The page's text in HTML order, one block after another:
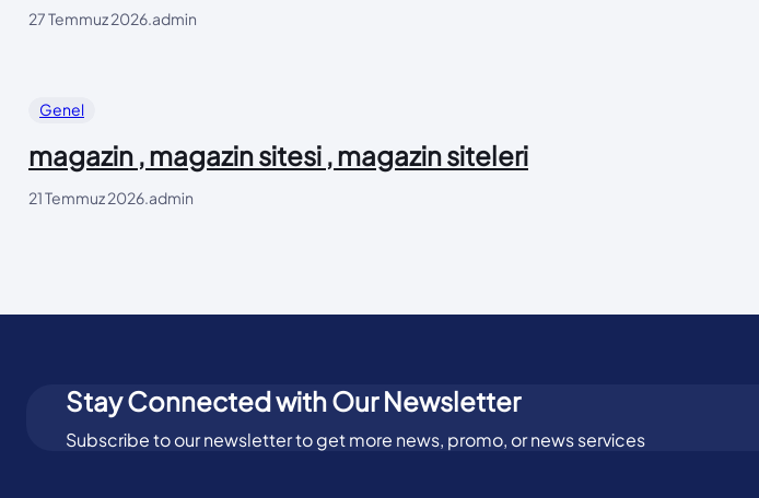
27 Temmuz 2026 admin
Genel
magazin , magazin sitesi , magazin siteleri
21 Temmuz 2026 admin
Stay Connected with Our Newsletter
Subscribe to our newsletter to get more news, promo, or news services